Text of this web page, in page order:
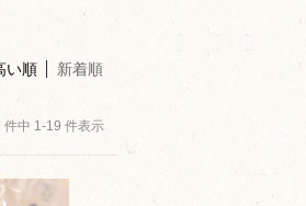
い順 新着順
件中 1-19 件表示